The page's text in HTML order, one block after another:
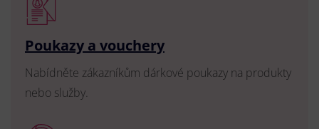
Poukazy a vouchery
Nabídněte zákazníkům dárkové poukazy na produkty
nebo služby.